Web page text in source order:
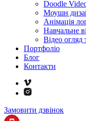
Doodle
Моушн
Анімація
Навчальне
Відео огляд
Портфоліо
Блог
Контакти
Замовити дзвінок